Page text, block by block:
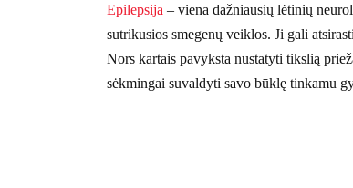
Epilepsija – viena dažniausių lėtinių
sutrikusios smegenų veiklos. Ji gali
Nors kartais pavyksta nustatyti tikslią
sėkmingai suvaldyti savo būklę tinkamu